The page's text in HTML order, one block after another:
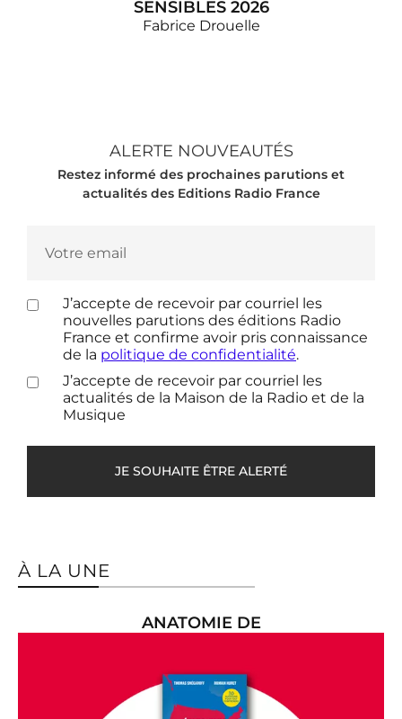
SENSIBLES 2026
Fabrice Drouelle
rendez-vous incontournable de l'été : le cahier de
ALERTE NOUVEAUTÉS
Restez informé des prochaines parutions et
actualités des Editions Radio France
J’accepte de recevoir par courriel les
nouvelles parutions des éditions Radio
France et confirme avoir pris connaissance
de la politique de confidentialité.
J’accepte de recevoir par courriel les
actualités de la Maison de la Radio et de la
Musique
JE SOUHAITE ÊTRE ALERTÉ
À LA UNE
ANATOMIE DE